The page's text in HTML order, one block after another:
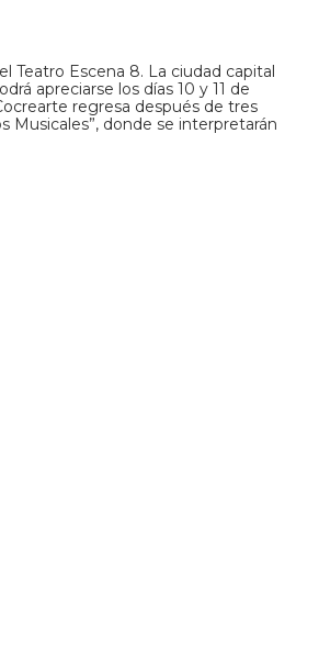
Teatro Escena 8. La ciudad capital
apreciarse los días 10 y 11 de
regresa después de tres
Musicales”, donde se interpretarán